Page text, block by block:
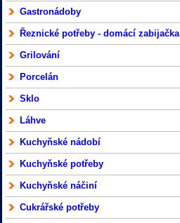
Gastronádoby
Řeznické potřeby - domácí zabijačka
Grilování
Porcelán
Sklo
Láhve
Kuchyňské nádobí
Kuchyňské potřeby
Kuchyňské náčiní
Cukrářské potřeby